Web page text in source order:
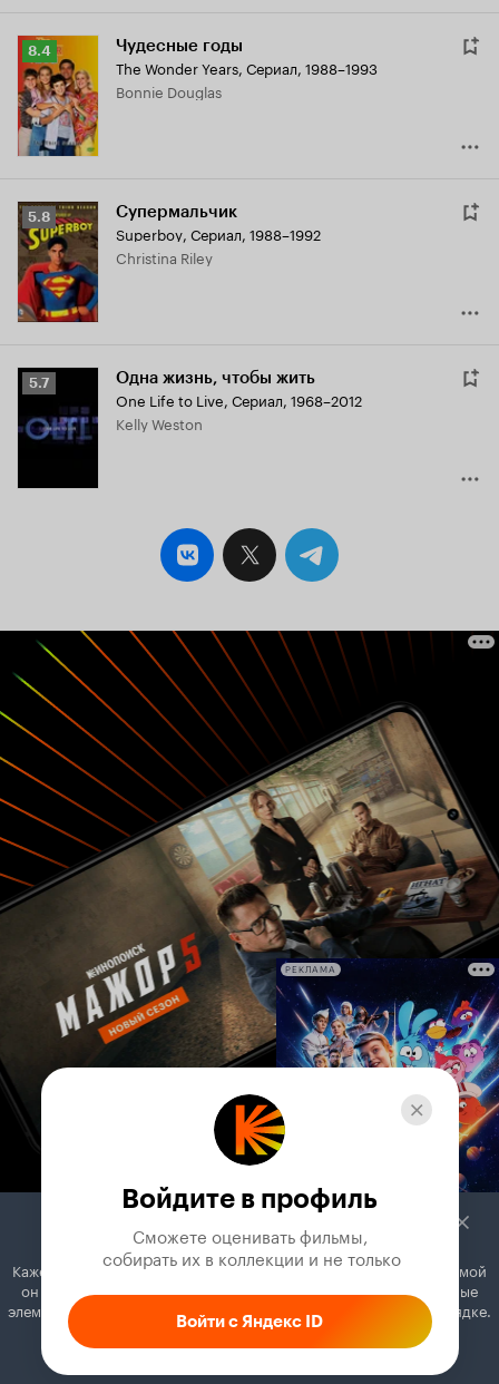
Рейтинг
Кинопоиска
8.4
8.4 Чудесные годы
The Wonder Years, Сериал, 1988–1993
Bonnie Douglas
Рейтинг
Кинопоиска
5.8
5.8 Супермальчик
Superboy, Сериал, 1988–1992
Christina Riley
Рейтинг
Кинопоиска
5.7
5.7 Одна жизнь, чтобы жить
One Life to Live, Сериал, 1968–2012
Kelly Weston
РЕКЛАМА
Войдите в профиль
Сможете оценивать фильмы,
собирать их в коллекции и не только
Войти с Яндекс ID
Кажется, вы используете блокировщик рекламы. Вместе с рекламой
он может отключать постеры, папки с фильмами и другие важные
элементы. Добавьте Кинопоиск в исключения, и всё будет в порядке.
Как это сделать